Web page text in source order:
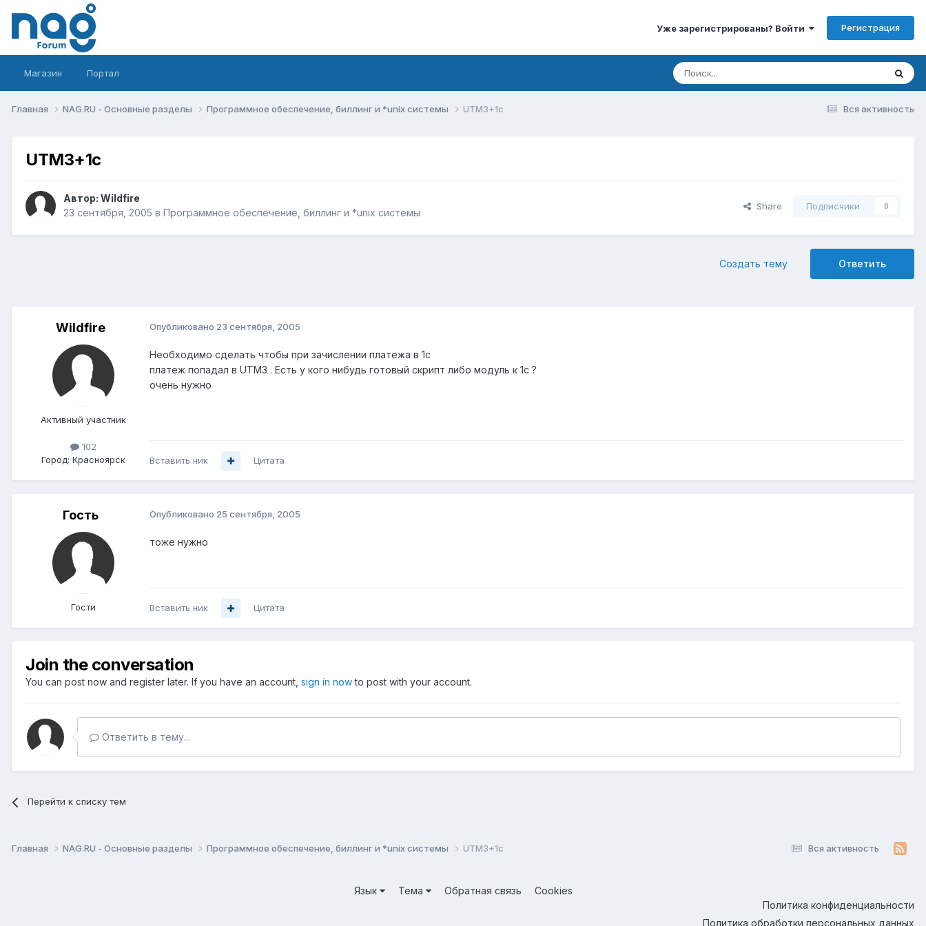
Уже зарегистрированы? Войти Регистрация
Магазин Портал
Вся активность
Главная NAG.RU - Основные разделы Программное обеспечение, биллинг и *unix системы UTM3+1c
UTM3+1c
Автор: Wildfire
23 сентября, 2005 в Программное обеспечение, биллинг и *unix системы
Share Подписчики 0
Ответить
Создать тему
Wildfire
Активный участник
102
Город: Красноярск
Опубликовано 23 сентября, 2005
Необходимо сделать чтобы при зачислении платежа в 1с
платеж попадал в UTM3 . Есть у кого нибудь готовый скрипт либо модуль к 1с ?
очень нужно
Вставить ник Цитата
Гость
Гости
Опубликовано 25 сентября, 2005
тоже нужно
Вставить ник Цитата
Join the conversation
You can post now and register later. If you have an account, sign in nowto post with your account.
Ответить в тему...
Перейти к списку тем
Вся активность
Главная NAG.RU - Основные разделы Программное обеспечение, биллинг и *unix системы UTM3+1c
Язык Тема Обратная связь
Cookies
Политика конфиденциальности
Политика обработки персональных данных